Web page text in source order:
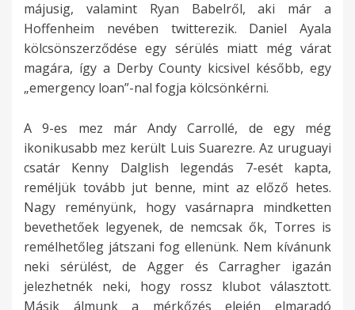
májusig, valamint Ryan Babelről, aki már a
Hoffenheim nevében twitterezik. Daniel Ayala
kölcsönszerződése egy sérülés miatt még várat
magára, így a Derby County kicsivel később, egy
„emergency loan”-nal fogja kölcsönkérni.
A 9-es mez már Andy Carrollé, de egy még
ikonikusabb mez került Luis Suarezre. Az uruguayi
csatár Kenny Dalglish legendás 7-esét kapta,
reméljük tovább jut benne, mint az előző hetes.
Nagy reményünk, hogy vasárnapra mindketten
bevethetőek legyenek, de nemcsak ők, Torres is
remélhetőleg játszani fog ellenünk. Nem kívánunk
neki sérülést, de Agger és Carragher igazán
jelezhetnék neki, hogy rossz klubot választott.
Másik álmunk a mérkőzés elején elmaradó